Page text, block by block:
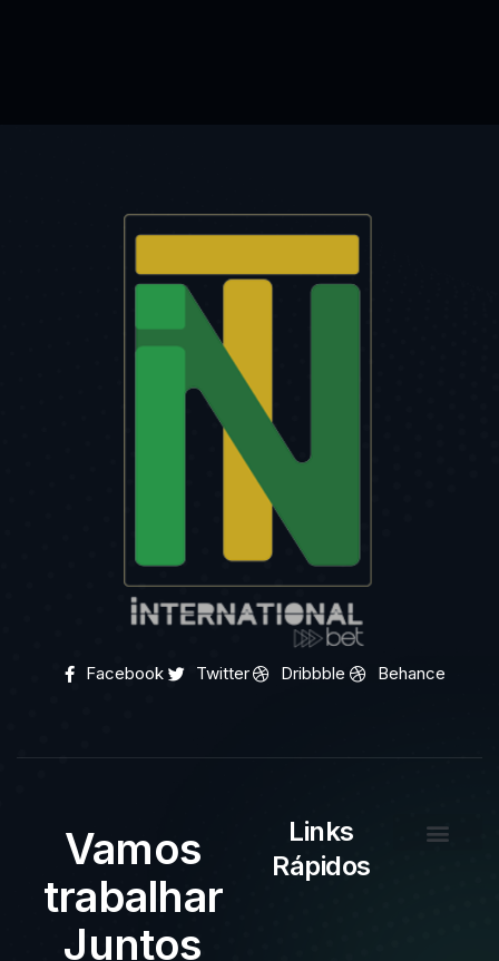
Facebook Twitter Dribbble Behance
Vamos
trabalhar
Juntos
Links
Rápidos